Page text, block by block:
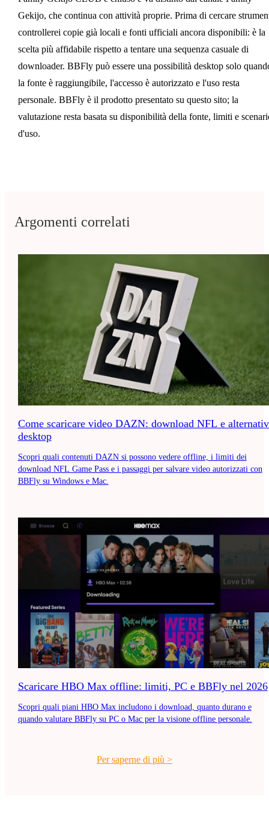
Gekijo, che continua con attività proprie. Prima di cercare
controllerei copie già locali e fonti ufficiali ancora disponibili: è la
scelta più affidabile rispetto a tentare una sequenza casuale di
downloader. BBFly può essere una possibilità desktop solo
la fonte è raggiungibile, l'accesso è autorizzato e l'uso resta
personale. BBFly è il prodotto presentato su questo sito; la
valutazione resta basata su disponibilità della fonte, limiti e
d'uso.
Argomenti correlati
Come scaricare video DAZN: download NFL e
desktop
Scopri quali contenuti DAZN si possono vedere offline, i limiti dei
download NFL Game Pass e i passaggi per salvare video autorizzati con
BBFly su Windows e Mac.
Scaricare HBO Max offline: limiti, PC e BBFly nel 2026
Scopri quali piani HBO Max includono i download, quanto durano e
quando valutare BBFly su PC o Mac per la visione offline personale.
Per saperne di più >